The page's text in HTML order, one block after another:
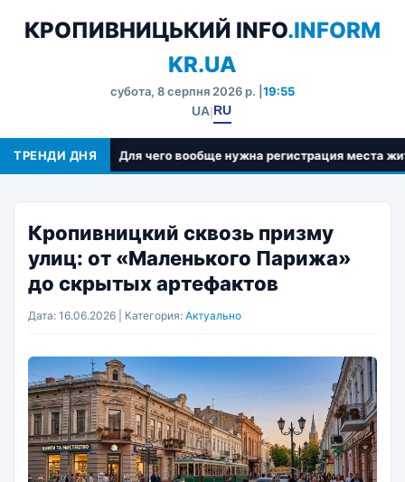
КРОПИВНИЦЬКИЙ INFO.INFORM
KR.UA
субота, 8 серпня 2026 р. | 19:55
UA|RU
ТРЕНДИ ДНЯДля чего вообще нужна регистрация места
Кропивницкий сквозь призму
улиц: от «Маленького Парижа»
до скрытых артефактов
Дата: 16.06.2026 | Категория: Актуально